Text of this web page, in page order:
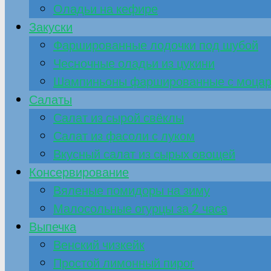
Оладьи на кефире
Закуски
Фаршированные лодочки под шубой
Чесночные оладьи из цукини
Шампиньоны фаршированные с
Салаты
Салат из сырой свёклы
Салат из фасоли с луком
Вкусный салат из сырых овощей
Консервирование
Вяленые помидоры на зиму
Малосольные огурцы за 2 часа
Выпечка
Венский чизкейк
Простой лимонный пирог